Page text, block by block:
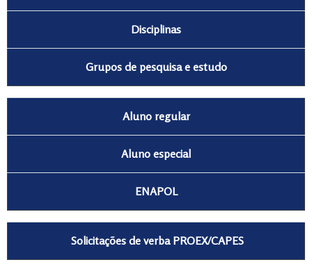
Disciplinas
Grupos de pesquisa e estudo
Aluno regular
Aluno especial
ENAPOL
Solicitações de verba PROEX/CAPES